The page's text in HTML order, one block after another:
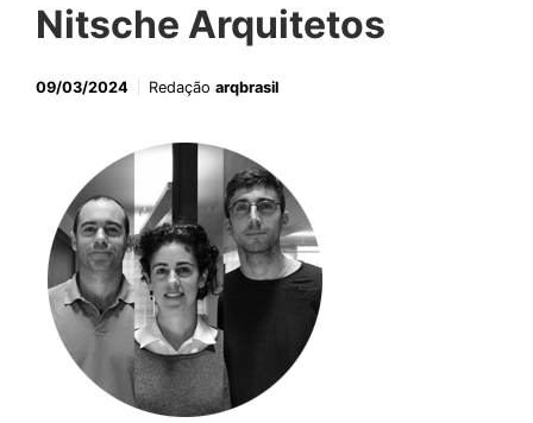
Nitsche Arquitetos
09/03/2024 Redação arqbrasil